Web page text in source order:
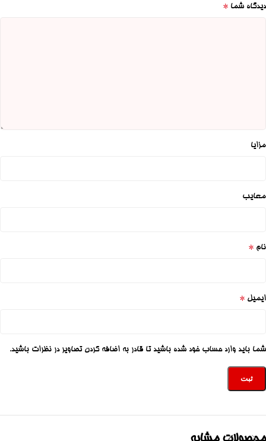
دیدگاه شما *
مزایا
معایب
نام *
ایمیل *
شما باید وارد حساب خود شده باشید تا قادر به اضافه کردن تصاویر در نظرات باشید.